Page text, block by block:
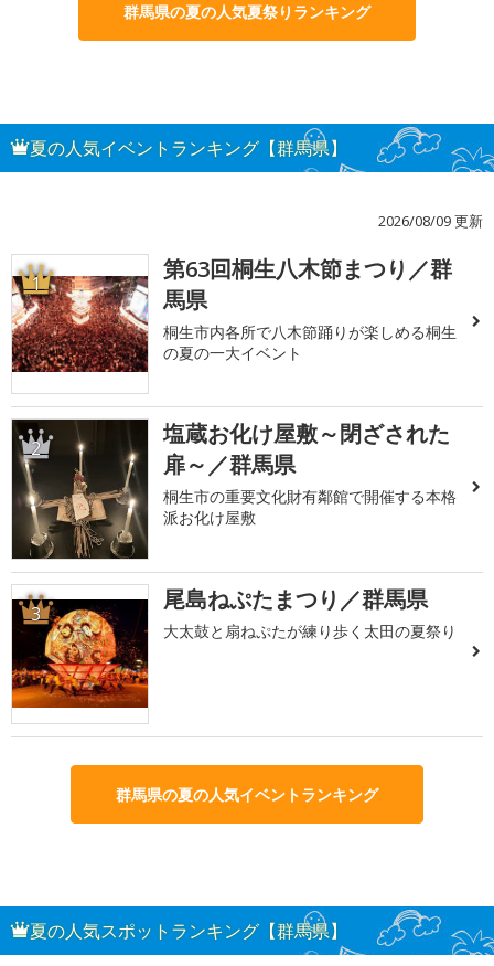
群馬県の夏の人気夏祭りランキング
夏の人気イベントランキング【群馬県】
2026/08/09 更新
1
第63回桐生八木節まつり／群
馬県
桐生市内各所で八木節踊りが楽しめる桐生
の夏の一大イベント
2
塩蔵お化け屋敷～閉ざされた
扉～／群馬県
桐生市の重要文化財有鄰館で開催する本格
派お化け屋敷
3 尾島ねぷたまつり／群馬県
大太鼓と扇ねぷたが練り歩く太田の夏祭り
群馬県の夏の人気イベントランキング
夏の人気スポットランキング【群馬県】